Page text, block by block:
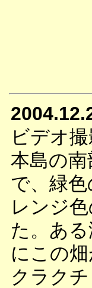
ビデオ
本島の
で、緑
レンジ
た。あ
にこの
クラク